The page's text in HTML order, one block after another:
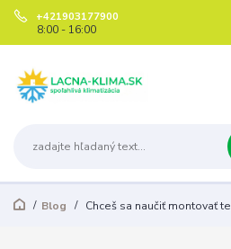
+421903177900
8:00 - 16:00
Blog Chceš sa naučiť montovať